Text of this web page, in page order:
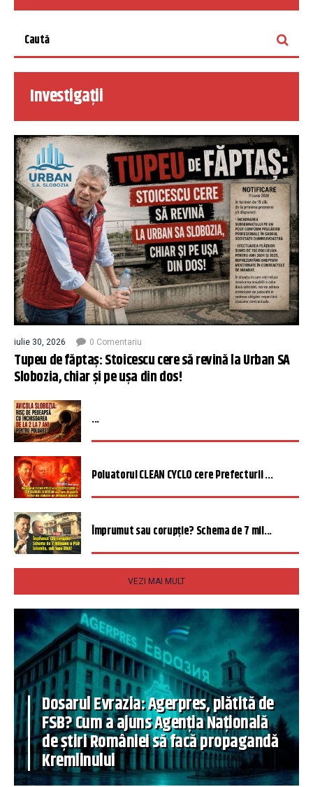
Investigații
iulie 30, 2026 0 Comentariu
Tupeu de făptaș: Stoicescu cere să revină la Urban SA
Slobozia, chiar și pe ușa din dos!
...
Poluatorul CLEAN CYCLO cere Prefecturii ...
Împrumut sau corupție? Schema de 7 mil...
VEZI MAI MULT
Dosarul Evrazia: Agerpres, plătită de
FSB? Cum a ajuns Agenția Națională
de știri României să facă propagandă
Kremlinului